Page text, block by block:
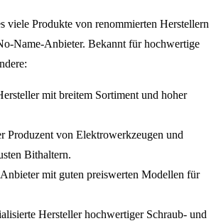
viele Produkte von renommierten Herstellern
Name-Anbieter. Bekannt für hochwertige
mit breitem Sortiment und hoher
Produzent von Elektrowerkzeugen und
Bithaltern.
mit guten preiswerten Modellen für
Hersteller hochwertiger Schraub- und